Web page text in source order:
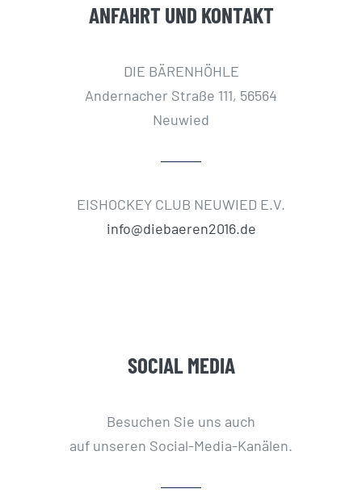
ANFAHRT UND KONTAKT
DIE BÄRENHÖHLE
Andernacher Straße 111, 56564
Neuwied
EISHOCKEY CLUB NEUWIED E.V.
info@diebaeren2016.de
SOCIAL MEDIA
Besuchen Sie uns auch
auf unseren Social-Media-Kanälen.